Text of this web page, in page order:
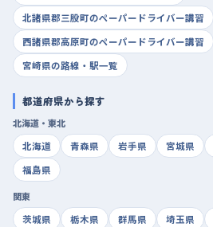
北諸県郡三股町のペーパードライバー講習
西諸県郡高原町のペーパードライバー講習
宮崎県の路線・駅一覧
都道府県から探す
北海道・東北
北海道
青森県 岩手県 宮城県
福島県
関東
茨城県
栃木県 群馬県 埼玉県